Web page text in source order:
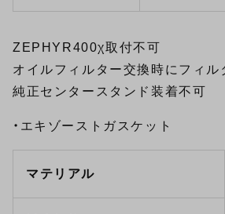
ZEPHYR400χ取付不可
オイルフィルター交換時にフィル
純正センタースタンド装着不可
・エキゾーストガスケット
マテリアル